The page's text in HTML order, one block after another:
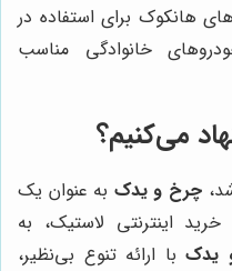
هانکوک برای استفاده در
خانوادگی مناسب
می‌کنیم؟
چرخ و یدک به عنوان یک
اینترنتی لاستیک، به
یدکبا ارائه تنوع بی‌نظیر،